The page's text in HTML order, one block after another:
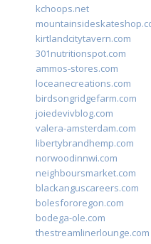
kchoops.net
kirtlandcitytavern.com
301nutritionspot.com
ammos-stores.com
loceanecreations.com
birdsongridgefarm.com
joiedevivblog.com
valera-amsterdam.com
libertybrandhemp.com
norwoodinnwi.com
neighboursmarket.com
blackanguscareers.com
bolesfororegon.com
bodega-ole.com
thestreamlinerlounge.com